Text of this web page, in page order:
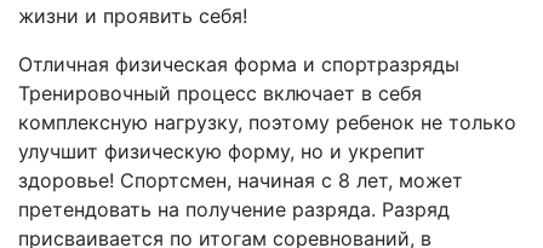
жизни и проявить себя!
Отличная физическая форма и спортразряды
Тренировочный процесс включает в себя
комплексную нагрузку, поэтому ребенок не только
улучшит физическую форму, но и укрепит
здоровье! Спортсмен, начиная с 8 лет, может
претендовать на получение разряда. Разряд
присваивается по итогам соревнований, в